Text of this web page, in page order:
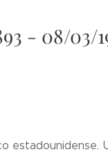
- 08/03/
estadounidense.